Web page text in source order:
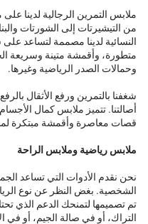
ملابس التمرين الرجالية لدينا
من التيشيرتات إلى الشورتات
النسائية لدينا مصممة لتساعد
متطورة، وأقمشة متينة وسريعة
وحمالات الصدر الرياضية وغيرها.
شغفنا بالتمرين ورفع الأثقال
أصالتنا. تتميز ملابس كمال
قصات معاصرة وأقمشة مبتكرة
ملابس رياضية وملابس الراحة
نحن نقدم الأدوات التي تساعد
الشخصية. بغض النظر عن نوع
تم تصميمها لتمنحك الدعم الذي
التراك، أو في صالة الجيم، أو في